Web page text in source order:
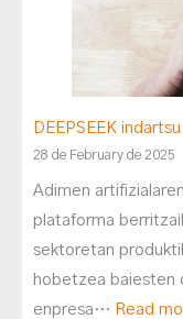
DEEPSEEK
28 de February de 2025
Adimen
plataforma
sektoretan
hobetzea baiesten
enpresa… Read